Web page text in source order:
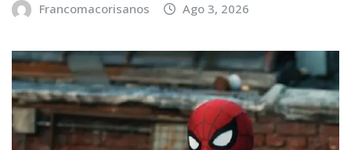
Francomacorisanos Ago 3, 2026